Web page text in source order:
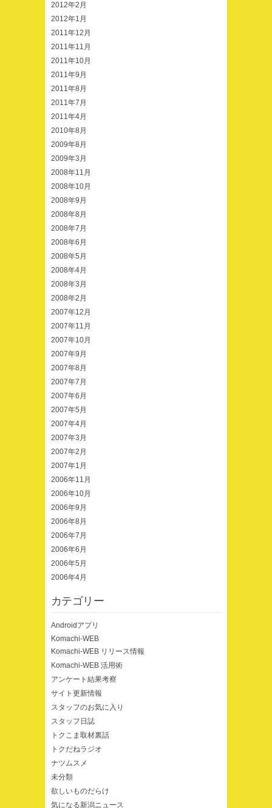
2012年2月
2012年1月
2011年12月
2011年11月
2011年10月
2011年9月
2011年8月
2011年7月
2011年4月
2010年8月
2009年8月
2009年3月
2008年11月
2008年10月
2008年9月
2008年8月
2008年7月
2008年6月
2008年5月
2008年4月
2008年3月
2008年2月
2007年12月
2007年11月
2007年10月
2007年9月
2007年8月
2007年7月
2007年6月
2007年5月
2007年4月
2007年3月
2007年2月
2007年1月
2006年11月
2006年10月
2006年9月
2006年8月
2006年7月
2006年6月
2006年5月
2006年4月
カテゴリー
Androidアプリ
Komachi-WEB
Komachi-WEB リリース情報
Komachi-WEB 活用術
アンケート結果考察
サイト更新情報
スタッフのお気に入り
スタッフ日誌
トクこま取材裏話
トクだねラジオ
ナツムスメ
未分類
欲しいものだらけ
気になる新潟ニュース